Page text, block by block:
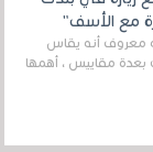
مع الأسف"
معروف أنه يقاس
بعدة مقاييس ، أهمها